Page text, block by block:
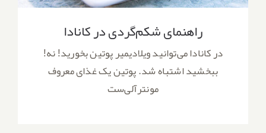
راهنمای شکم‌گردی در کانادا
در کانادا می‌توانید ویلادیمیر پوتین بخورید! نه!
ببخشید اشتباه شد. پوتین یک غذای معروف
مونترآلی‌ست